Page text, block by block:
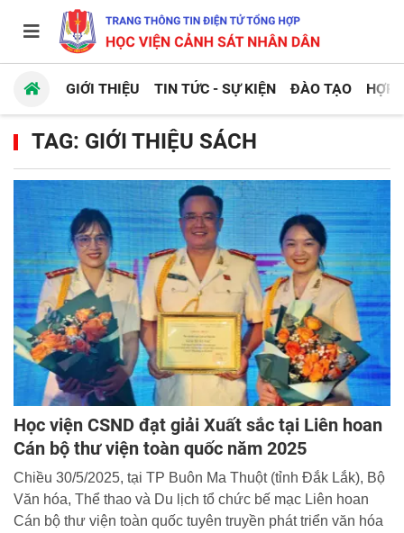
GIỚI THIỆU TIN TỨC - SỰ KIỆN ĐÀO TẠO HỢP
TAG: GIỚI THIỆU SÁCH
Học viện CSND đạt giải Xuất sắc tại Liên hoan
Cán bộ thư viện toàn quốc năm 2025
Chiều 30/5/2025, tại TP Buôn Ma Thuột (tỉnh Đắk Lắk), Bộ
Văn hóa, Thể thao và Du lịch tổ chức bế mạc Liên hoan
Cán bộ thư viện toàn quốc tuyên truyền phát triển văn hóa